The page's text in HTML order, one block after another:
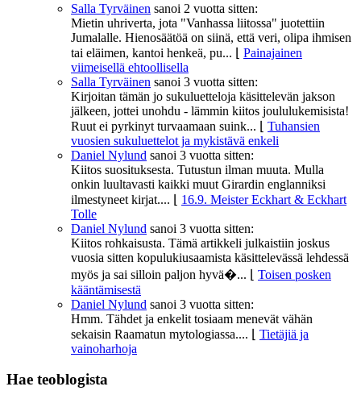
Salla Tyrväinen sanoi 2 vuotta sitten:
Mietin uhriverta, jota "Vanhassa liitossa" juotettiin
Jumalalle. Hienosäätöä on siinä, että veri, olipa ihmisen
tai eläimen, kantoi henkeä, pu...
Painajainen
viimeisellä ehtoollisella
Salla Tyrväinen sanoi 3 vuotta sitten:
Kirjoitan tämän jo sukuluetteloja käsittelevän jakson
jälkeen, jottei unohdu - lämmin kiitos joululukemisista!
Ruut ei pyrkinyt turvaamaan suink...
Tuhansien
vuosien sukuluettelot ja mykistävä enkeli
Daniel Nylund sanoi 3 vuotta sitten:
Kiitos suosituksesta. Tutustun ilman muuta. Mulla
onkin luultavasti kaikki muut Girardin englanniksi
ilmestyneet kirjat....
16.9. Meister Eckhart & Eckhart
Tolle
Daniel Nylund sanoi 3 vuotta sitten:
Kiitos rohkaisusta. Tämä artikkeli julkaistiin joskus
vuosia sitten kopulukiusaamista käsittelevässä lehdessä
myös ja sai silloin paljon hyvä�...
Toisen posken
kääntämisestä
Daniel Nylund sanoi 3 vuotta sitten:
Hmm. Tähdet ja enkelit tosiaam menevät vähän
sekaisin Raamatun mytologiassa....
Tietäjiä ja
vainoharhoja
Hae teoblogista